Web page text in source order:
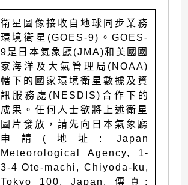
衛星圖像接收自地球同步業務
環境衛星(GOES-9)。GOES-
9是日本氣象廳(JMA)和美國國
家海洋及大氣管理局(NOAA)
轄下的國家環境衛星數據及資
訊服務處(NESDIS)合作下的
成果。任何人士欲將上述衛星
圖片發放，請先向日本氣象廳
申請(地址: Japan
Meteorological Agency, 1-
3-4 Ote-machi, Chiyoda-ku,
Tokyo 100, Japan. 傳真: